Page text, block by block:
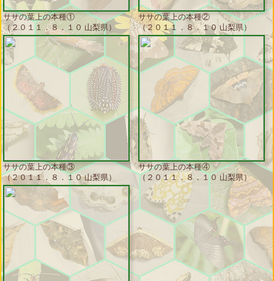
ササの葉上の本種①
（２０１１．８．１０ 山梨県）
ササの葉上の本種②
（２０１１．８．１０ 山梨県）
ササの葉上の本種③
（２０１１．８．１０ 山梨県）
ササの葉上の本種④
（２０１１．８．１０ 山梨県）